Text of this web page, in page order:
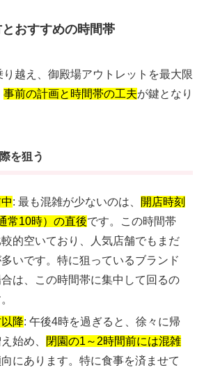
おすすめの時間帯
越え、御殿場アウトレットを最大限
事前の計画と時間帯の工夫が鍵となり
を狙う
: 最も混雑が少ないのは、
開店時刻
常10時）の直後です。この時間帯
的空いており、人気店舗でもまだ
いです。特に狙っているブランド
は、この時間帯に集中して回るの
降: 午後4時を過ぎると、徐々に帰
始め、
閉園の1～2時間前には混雑
にあります。特に食事を済ませて